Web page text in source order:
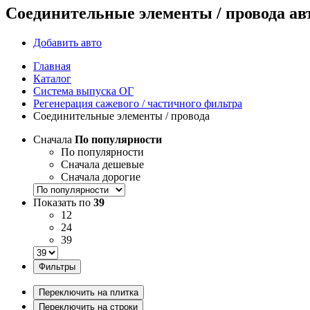
Соединительные элементы / провода
Добавить авто
Главная
Каталог
Система выпуска ОГ
Регенерация сажевого / частичного фильтра
Соединительные элементы / провода
Сначала По популярности
По популярности
Сначала дешевые
Сначала дорогие
Показать по 39
12
24
39
Фильтры
Переключить на плитка
Переключить на строки